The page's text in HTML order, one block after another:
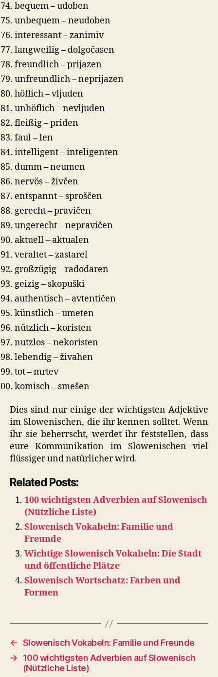
bequem – udoben
unbequem – neudoben
interessant – zanimiv
langweilig – dolgočasen
freundlich – prijazen
unfreundlich – neprijazen
höflich – vljuden
unhöflich – nevljuden
fleißig – priden
faul – len
intelligent – inteligenten
dumm – neumen
nervös – živčen
entspannt – sproščen
gerecht – pravičen
ungerecht – nepravičen
aktuell – aktualen
veraltet – zastarel
großzügig – radodaren
geizig – skopuški
authentisch – avtentičen
künstlich – umeten
nützlich – koristen
nutzlos – nekoristen
lebendig – živahen
tot – mrtev
komisch – smešen
Dies sind nur einige der wichtigsten Adjektive
im Slowenischen, die ihr kennen solltet. Wenn
ihr sie beherrscht, werdet ihr feststellen, dass
eure Kommunikation im Slowenischen viel
flüssiger und natürlicher wird.
Related Posts:
100 wichtigsten Adverbien auf Slowenisch
(Nützliche Liste)
Slowenisch Vokabeln: Familie und
Freunde
Wichtige Slowenisch Vokabeln: Die Stadt
und öffentliche Plätze
Slowenisch Wortschatz: Farben und
Formen
← Slowenisch Vokabeln: Familie und Freunde
→
100 wichtigsten Adverbien auf Slowenisch
(Nützliche Liste)